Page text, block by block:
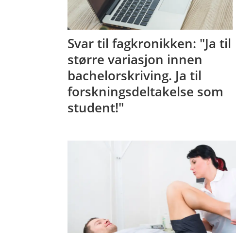
­Svar til fagkronikken: "Ja til
større variasjon innen
bachelorskriving. Ja til
forskningsdeltakelse som
student!"